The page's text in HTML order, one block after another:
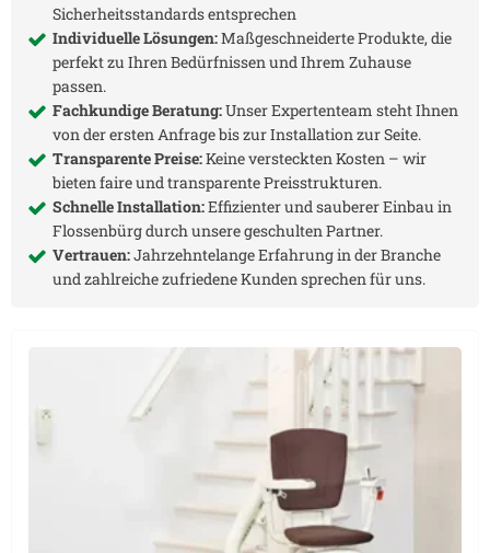
Sicherheitsstandards entsprechen
Individuelle Lösungen:Maßgeschneiderte Produkte, die
perfekt zu Ihren Bedürfnissen und Ihrem Zuhause
passen.
Fachkundige Beratung:Unser Expertenteam steht Ihnen
von der ersten Anfrage bis zur Installation zur Seite.
Transparente Preise:Keine versteckten Kosten – wir
bieten faire und transparente Preisstrukturen.
Schnelle Installation:Effizienter und sauberer Einbau in
Flossenbürgdurch unsere geschulten Partner.
Vertrauen:Jahrzehntelange Erfahrung in der Branche
und zahlreiche zufriedene Kunden sprechen für uns.